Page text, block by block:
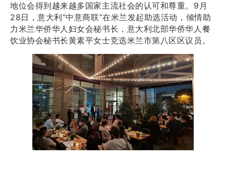
地位会得到越来越多国家主流社会的认可和尊重。9月
28日，意大利“中意商联”在米兰发起助选活动，倾情助
力米兰华侨华人妇女会秘书长，意大利北部华侨华人餐
饮业协会秘书长黄素平女士竞选米兰市第八区区议员。